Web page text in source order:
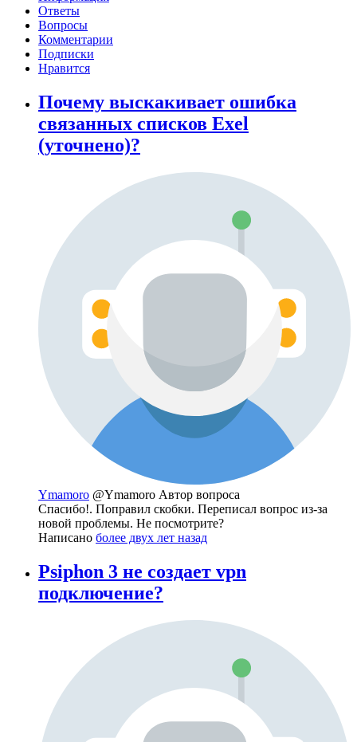
Ответы
Вопросы
Комментарии
Подписки
Нравится
Почему выскакивает ошибка
связанных списков Exel
(уточнено)?
Ymamoro @Ymamoro Автор вопроса
Спасибо!. Поправил скобки. Переписал вопрос из-за
новой проблемы. Не посмотрите?
Написано более двух лет назад
Psiphon 3 не создает vpn
подключение?